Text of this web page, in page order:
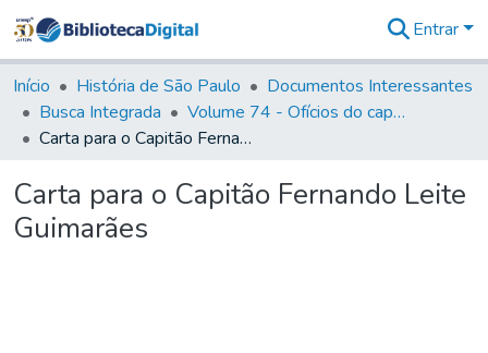
&
Coleções
Tudo na
Biblioteca
Estatísticas
Entrar
Início História de São Paulo
Documentos Interessantes
Busca Integrada
Volume 74 - Ofícios do capitão General Martim Lopes Lobo de Saldanha às Câmaras e Comandantes da Capitania (1775)
Carta para o Capitão Fernando Leite Guimarães
Carta para o Capitão Fernando Leite
Guimarães